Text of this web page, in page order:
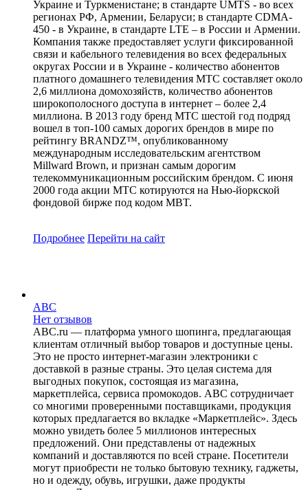
Украине и Туркменистане; в стандарте UMTS - во всех
регионах РФ, Армении, Беларуси; в стандарте CDMA-
450 - в Украине, в стандарте LTE – в России и Армении.
Компания также предоставляет услуги фиксированной
связи и кабельного телевидения во всех федеральных
округах России и в Украине - количество абонентов
платного домашнего телевидения МТС составляет около
2,6 миллиона домохозяйств, количество абонентов
широкополосного доступа в интернет – более 2,4
миллиона. В 2013 году бренд МТС шестой год подряд
вошел в топ-100 самых дорогих брендов в мире по
рейтингу BRANDZ™, опубликованному
международным исследовательским агентством
Millward Brown, и признан самым дорогим
телекоммуникационным российским брендом. С июня
2000 года акции МТС котируются на Нью-йоркской
фондовой бирже под кодом MBT.
Подробнее Перейти на сайт
ABC
Нет отзывов
ABC.ru — платформа умного шопинга, предлагающая
клиентам отличный выбор товаров и доступные цены.
Это не просто интернет-магазин электроники с
доставкой в разные страны. Это целая система для
выгодных покупок, состоящая из магазина,
маркетплейса, сервиса промокодов. ABC сотрудничает
со многими проверенными поставщиками, продукция
которых предлагается во вкладке «Маркетплейс». Здесь
можно увидеть более 5 миллионов интересных
предложений. Они представлены от надежных
компаний и доставляются по всей стране. Посетители
могут приобрести не только бытовую технику, гаджеты,
но и одежду, обувь, игрушки, даже продукты